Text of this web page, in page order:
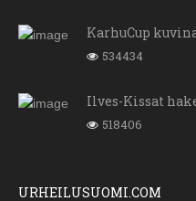
KarhuCup
534434
Ilves-Kissat
518406
URHEILUSUOMI.COM